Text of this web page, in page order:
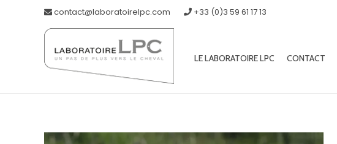
contact@laboratoirelpc.com +33 (0)3 59 61 17 13
LE LABORATOIRE LPC CONTACT